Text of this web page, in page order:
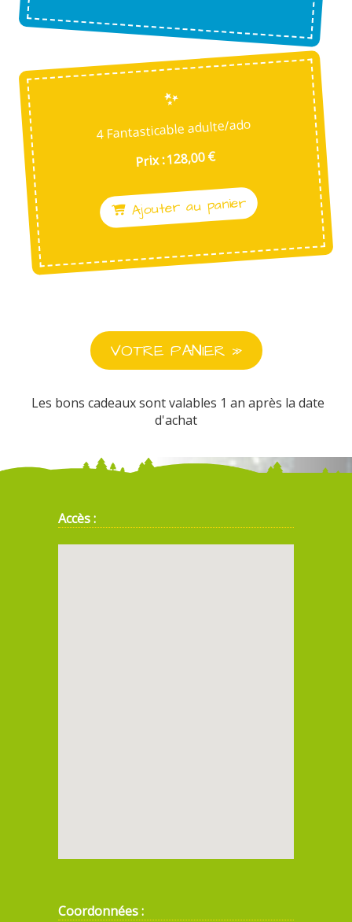
4 Fantasticable adulte/ado
Prix : 128,00 €
Ajouter au panier
Les bons cadeaux sont valables 1 an après la date
d'achat
Accès :
Coordonnées :